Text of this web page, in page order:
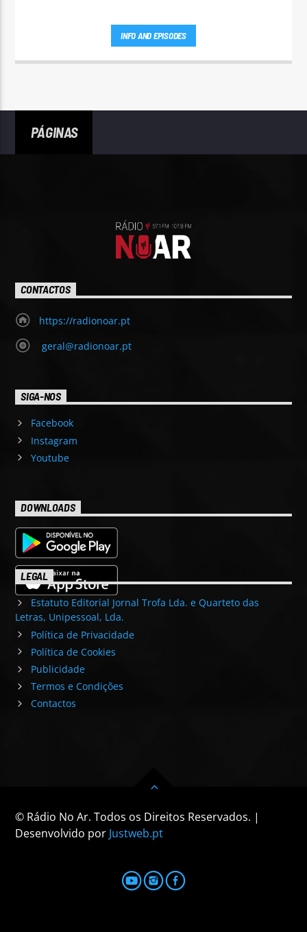
INFO AND EPISODES
PÁGINAS
CONTACTOS
https://radionoar.pt
geral@radionoar.pt
SIGA-NOS
Facebook
Instagram
Youtube
DOWNLOADS
LEGAL
Estatuto Editorial Jornal Trofa Lda. e Quarteto das
Letras, Unipessoal, Lda.
Política de Privacidade
Política de Cookies
Publicidade
Termos e Condições
Contactos
© Rádio No Ar. Todos os Direitos Reservados. |
Desenvolvido por Justweb.pt